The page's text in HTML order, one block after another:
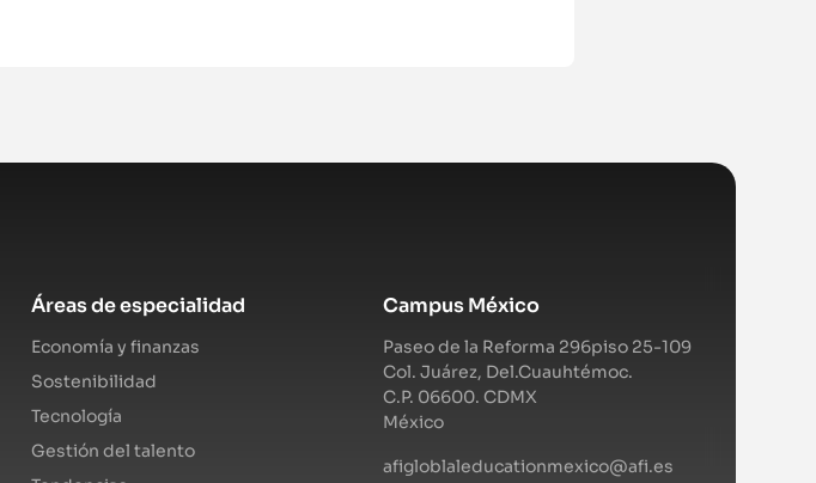
Áreas de especialidad
Economía y finanzas
Sostenibilidad
Tecnología
Gestión del talento
Campus México
Paseo de la Reforma 296piso 25-109
Col. Juárez, Del.Cuauhtémoc.
C.P. 06600. CDMX
México
afigloblaleducationmexico@afi.es